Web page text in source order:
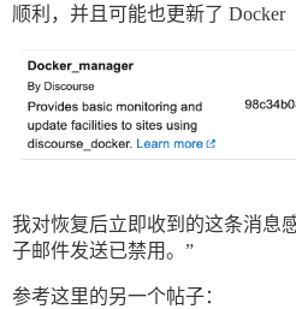
顺利，并且可能也更新了 Docker
我对恢复后立即收到的这条消息
子邮件发送已禁用。”
参考这里的另一个帖子：